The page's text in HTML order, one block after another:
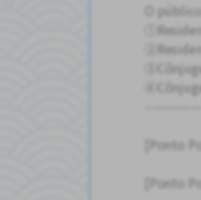
O
[Ponto
[Ponto